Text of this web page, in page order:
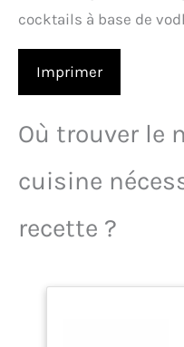
cocktails à base de
Imprimer
Où trouver le
cuisine
recette ?